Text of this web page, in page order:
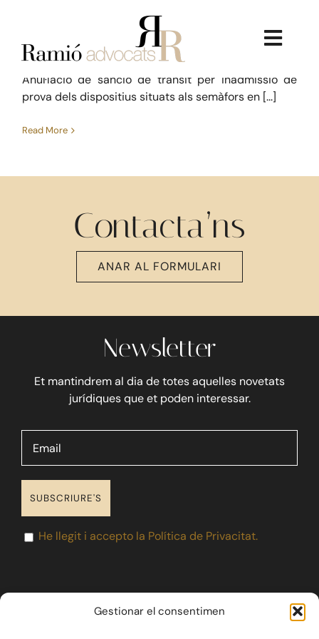
Gestionar el consentimen
content
La Firma
Serveis Jurídics
Dret Immobiliari
Consultoria Econòmica
Contacte
Administratiu
Anul·lació de sanció de trànsit
febrer 2, 2018
Anul·lació de sanció de trànsit per inadmissió de
prova dels dispositius situats als semàfors en [...]
Read More
Contacta’ns
ANAR AL FORMULARI
Newsletter
Et mantindrem al dia de totes aquelles novetats
jurídiques que et poden interessar.
He llegit i accepto la Política de Privacitat.